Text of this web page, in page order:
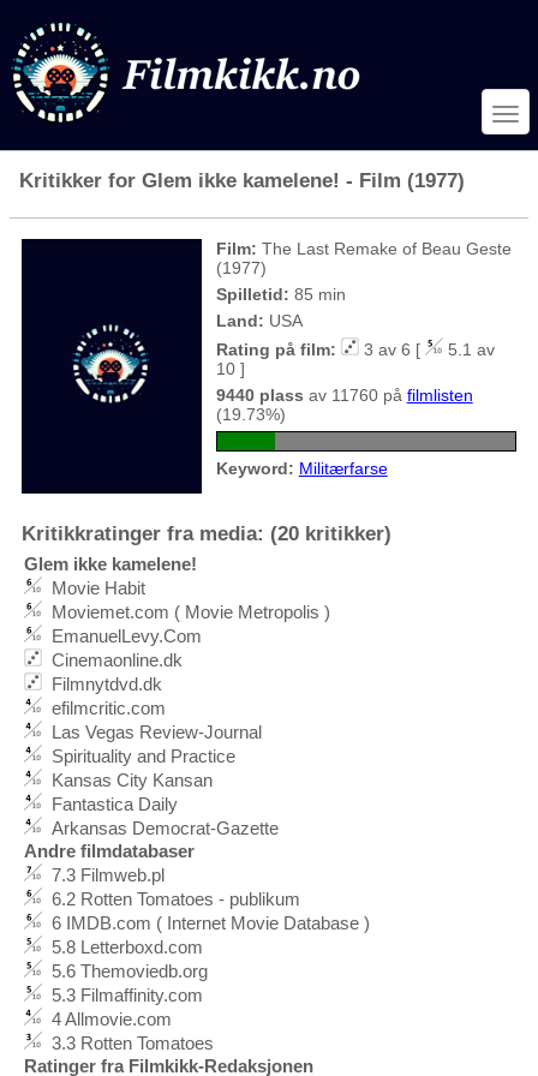
Kritikker for Glem ikke kamelene! - Film (1977)
Film: The Last Remake of Beau Geste
(1977)
Spilletid: 85 min
Land: USA
Rating på film:
3 av 6 [
5.1 av
10 ]
9440 plass av 11760 på filmlisten
(19.73%)
Keyword: Militærfarse
Kritikkratinger fra media: (20 kritikker)
Glem ikke kamelene!
Movie Habit
Moviemet.com ( Movie Metropolis )
EmanuelLevy.Com
Cinemaonline.dk
Filmnytdvd.dk
efilmcritic.com
Las Vegas Review-Journal
Spirituality and Practice
Kansas City Kansan
Fantastica Daily
Arkansas Democrat-Gazette
Andre filmdatabaser
7.3 Filmweb.pl
6.2 Rotten Tomatoes - publikum
6 IMDB.com ( Internet Movie Database )
5.8 Letterboxd.com
5.6 Themoviedb.org
5.3 Filmaffinity.com
4 Allmovie.com
3.3 Rotten Tomatoes
Ratinger fra Filmkikk-Redaksjonen